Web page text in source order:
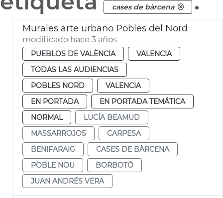
cases de bàrcena
Murales arte urbano Pobles del Nord
modificado hace 3 años
PUEBLOS DE VALÈNCIA
VALENCIA
TODAS LAS AUDIENCIAS
POBLES NORD
VALENCIA
EN PORTADA
EN PORTADA TEMÁTICA
NORMAL
LUCÍA BEAMUD
MASSARROJOS
CARPESA
BENIFARAIG
CASES DE BÀRCENA
POBLE NOU
BORBOTÓ
JUAN ANDRÉS VERA